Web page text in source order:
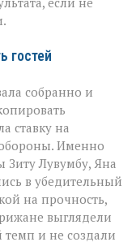
гостей
собранно и
ставку на
Именно
Зиту Лувумбу, Яна
в убедительный
на прочность,
выглядели
темп и не создали